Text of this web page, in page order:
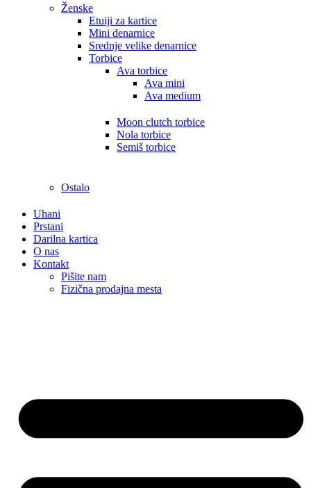
Ženske
Etuiji za kartice
Mini denarnice
Srednje velike denarnice
Torbice
Ava torbice
Ava mini
Ava medium
Moon clutch torbice
Nola torbice
Semiš torbice
Ostalo
Uhani
Prstani
Darilna kartica
O nas
Kontakt
Pišite nam
Fizična prodajna mesta